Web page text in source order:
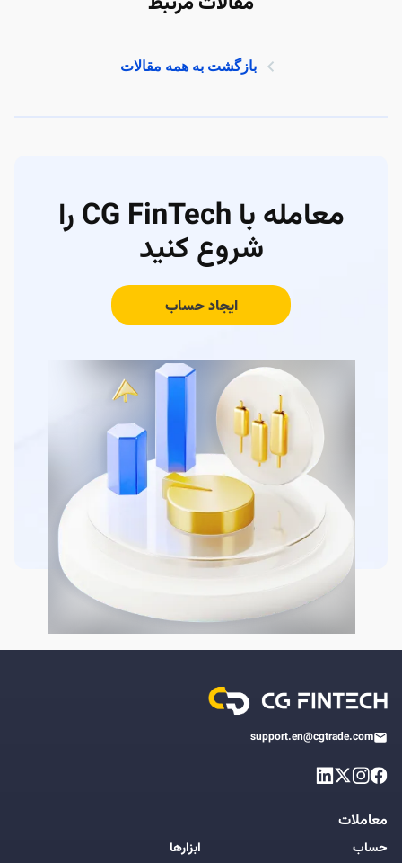
بازگشت به همه مقالات
معامله با CG FinTech را
شروع کنید
ایجاد حساب
support.en@cgtrade.com
معاملات
حساب ابزارها